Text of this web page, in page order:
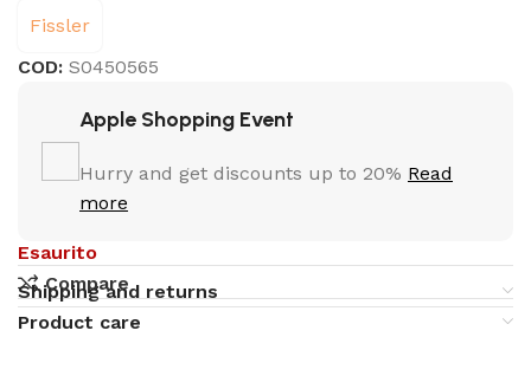
Fissler
COD:S0450565
Apple Shopping Event
Hurry and get discounts up to 20% Read
more
Esaurito
Compare
Shipping and returns
Product care